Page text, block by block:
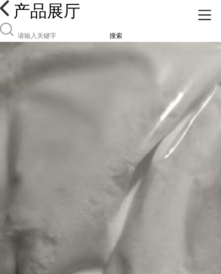
产品展厅
搜索